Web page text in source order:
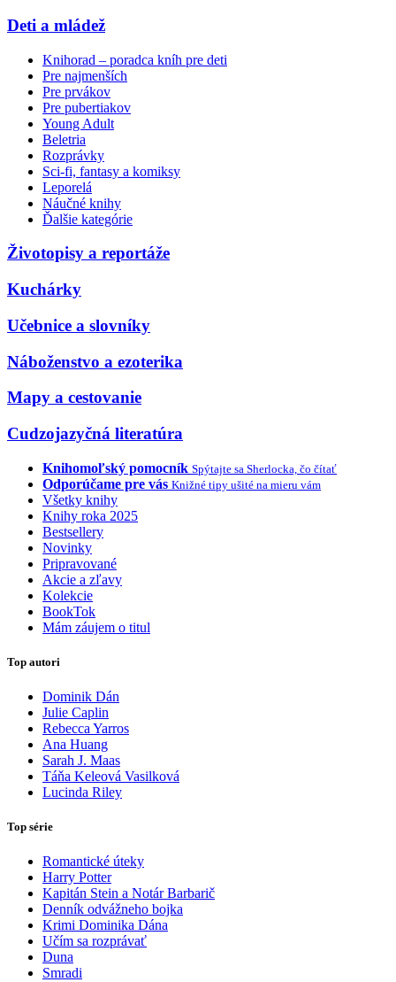
Deti a mládež
Knihorad – poradca kníh pre deti
Pre najmenších
Pre prvákov
Pre pubertiakov
Young Adult
Beletria
Rozprávky
Sci-fi, fantasy a komiksy
Leporelá
Náučné knihy
Ďalšie kategórie
Životopisy a reportáže
Kuchárky
Učebnice a slovníky
Náboženstvo a ezoterika
Mapy a cestovanie
Cudzojazyčná literatúra
Knihomoľský pomocník Spýtajte sa Sherlocka, čo čítať
Odporúčame pre vás Knižné tipy ušité na mieru vám
Všetky knihy
Knihy roka 2025
Bestsellery
Novinky
Pripravované
Akcie a zľavy
Kolekcie
BookTok
Mám záujem o titul
Top autori
Dominik Dán
Julie Caplin
Rebecca Yarros
Ana Huang
Sarah J. Maas
Táňa Keleová Vasilková
Lucinda Riley
Top série
Romantické úteky
Harry Potter
Kapitán Stein a Notár Barbarič
Denník odvážneho bojka
Krimi Dominika Dána
Učím sa rozprávať
Duna
Smradi